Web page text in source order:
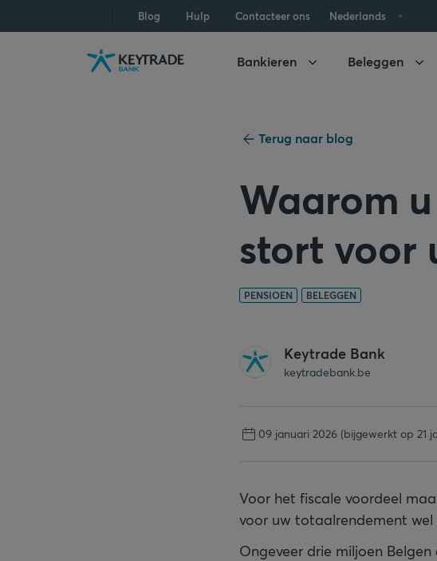
navigatie
aanmelden
inhoud
Blog Hulp Contacteer ons Nederlands
Bankieren Beleggen
Terug naar blog
Waarom
stort voor
PENSIOEN BELEGGEN
Keytrade Bank
keytradebank.be
09 januari 2026 (bijgewerkt op 21
Voor het fiscale voordeel
voor uw totaalrendement
Ongeveer drie miljoen